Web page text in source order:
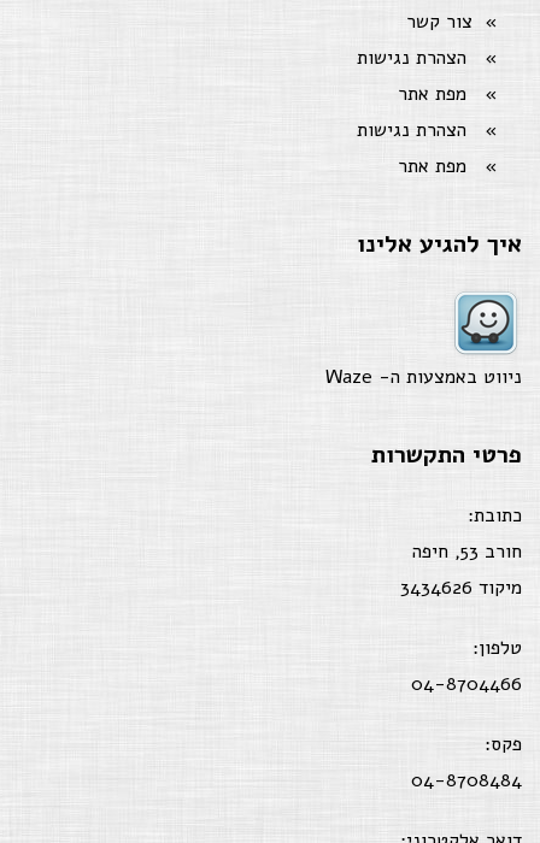
צור קשר
הצהרת נגישות
מפת אתר
הצהרת נגישות
מפת אתר
איך להגיע אלינו
ניווט באמצעות ה- Waze
פרטי התקשרות
כתובת:
חורב 53, חיפה
מיקוד 3434626
טלפון:
04-8704466
פקס:
04-8708484